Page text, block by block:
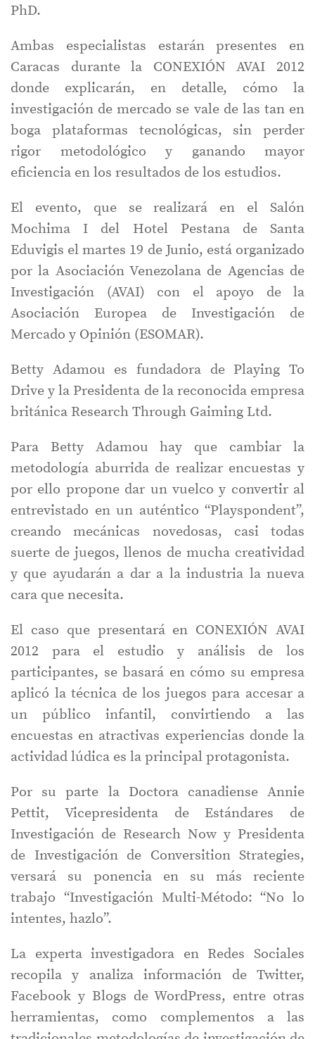
PhD.
Ambas especialistas estarán presentes en
Caracas durante la CONEXIÓN AVAI 2012
donde explicarán, en detalle, cómo la
investigación de mercado se vale de las tan en
boga plataformas tecnológicas, sin perder
rigor metodológico y ganando mayor
eficiencia en los resultados de los estudios.
El evento, que se realizará en el Salón
Mochima I del Hotel Pestana de Santa
Eduvigis el martes 19 de Junio, está organizado
por la Asociación Venezolana de Agencias de
Investigación (AVAI) con el apoyo de la
Asociación Europea de Investigación de
Mercado y Opinión (ESOMAR).
Betty Adamou es fundadora de Playing To
Drive y la Presidenta de la reconocida empresa
británica Research Through Gaiming Ltd.
Para Betty Adamou hay que cambiar la
metodología aburrida de realizar encuestas y
por ello propone dar un vuelco y convertir al
entrevistado en un auténtico “Playspondent”,
creando mecánicas novedosas, casi todas
suerte de juegos, llenos de mucha creatividad
y que ayudarán a dar a la industria la nueva
cara que necesita.
El caso que presentará en CONEXIÓN AVAI
2012 para el estudio y análisis de los
participantes, se basará en cómo su empresa
aplicó la técnica de los juegos para accesar a
un público infantil, convirtiendo a las
encuestas en atractivas experiencias donde la
actividad lúdica es la principal protagonista.
Por su parte la Doctora canadiense Annie
Pettit, Vicepresidenta de Estándares de
Investigación de Research Now y Presidenta
de Investigación de Conversition Strategies,
versará su ponencia en su más reciente
trabajo “Investigación Multi-Método: “No lo
intentes, hazlo”.
La experta investigadora en Redes Sociales
recopila y analiza información de Twitter,
Facebook y Blogs de WordPress, entre otras
herramientas, como complementos a las